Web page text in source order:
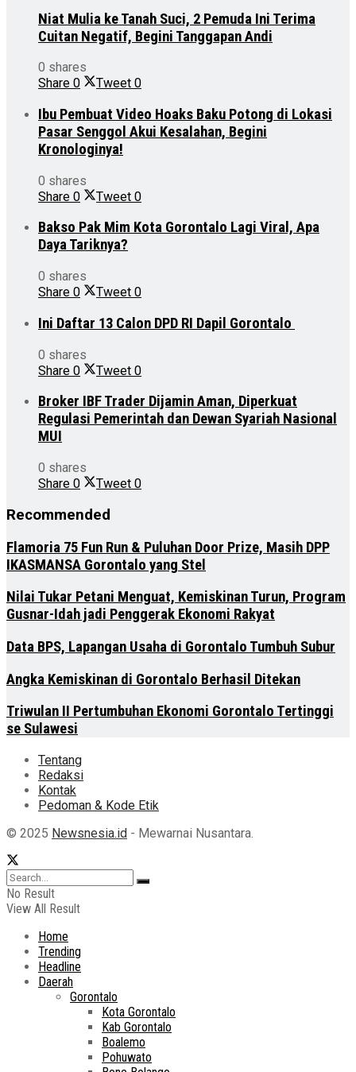
Niat Mulia ke Tanah Suci, 2 Pemuda Ini Terima
Cuitan Negatif, Begini Tanggapan Andi
0 shares
Share 0 Tweet 0
Ibu Pembuat Video Hoaks Baku Potong di Lokasi
Pasar Senggol Akui Kesalahan, Begini
Kronologinya!
0 shares
Share 0 Tweet 0
Bakso Pak Mim Kota Gorontalo Lagi Viral, Apa
Daya Tariknya?
0 shares
Share 0 Tweet 0
Ini Daftar 13 Calon DPD RI Dapil Gorontalo
0 shares
Share 0 Tweet 0
Broker IBF Trader Dijamin Aman, Diperkuat
Regulasi Pemerintah dan Dewan Syariah Nasional
MUI
0 shares
Share 0 Tweet 0
Recommended
Flamoria 75 Fun Run & Puluhan Door Prize, Masih DPP
IKASMANSA Gorontalo yang Stel
Nilai Tukar Petani Menguat, Kemiskinan Turun, Program
Gusnar-Idah jadi Penggerak Ekonomi Rakyat
Data BPS, Lapangan Usaha di Gorontalo Tumbuh Subur
Angka Kemiskinan di Gorontalo Berhasil Ditekan
Triwulan II Pertumbuhan Ekonomi Gorontalo Tertinggi
se Sulawesi
Tentang
Redaksi
Kontak
Pedoman & Kode Etik
© 2025 Newsnesia.id - Mewarnai Nusantara.
No Result
View All Result
Home
Trending
Headline
Daerah
Gorontalo
Kota Gorontalo
Kab Gorontalo
Boalemo
Pohuwato